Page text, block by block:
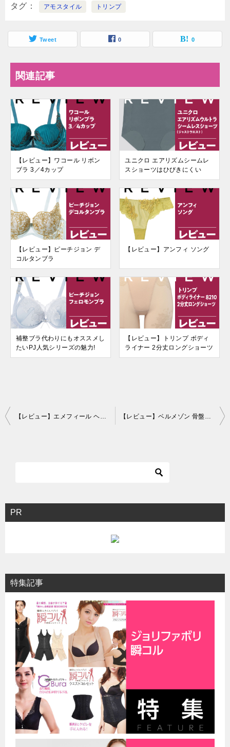
タグ アモスタイル トリンプ
Tweet 0 0
関連記事
【レビュー】ワコール リボン
ブラ 3／4カップ
ユニクロ エアリズムシームレ
スショーツはひびきにくい
【レビュー】ピーチジョン デ
コルタンブラ
【レビュー】アンフィ ソング
補整ブラ代わりにもオススメし
たいPJ人気シリーズの魅力!
【レビュー】トリンプ ボディ
ライナー 2分丈ロングショーツ
投
シ
【レビュー】エメフィール ヘムヒップUP ショートガードル 【レビュー】ベルメゾン 骨盤すっきりサポートロングガードル
PR
特集記事